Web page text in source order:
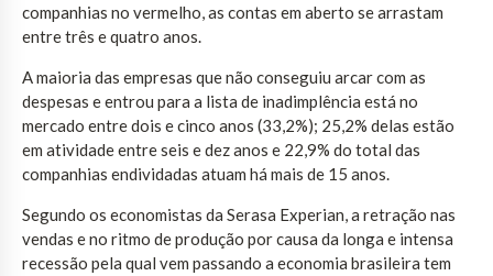
companhias no vermelho, as contas em aberto se arrastam
entre três e quatro anos.
A maioria das empresas que não conseguiu arcar com as
despesas e entrou para a lista de inadimplência está no
mercado entre dois e cinco anos (33,2%); 25,2% delas estão
em atividade entre seis e dez anos e 22,9% do total das
companhias endividadas atuam há mais de 15 anos.
Segundo os economistas da Serasa Experian, a retração nas
vendas e no ritmo de produção por causa da longa e intensa
recessão pela qual vem passando a economia brasileira tem